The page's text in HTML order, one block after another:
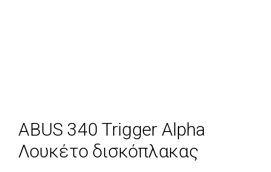
ABUS 340 Trigger Alpha
Λουκέτο δισκόπλακας